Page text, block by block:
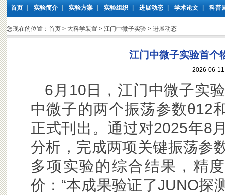
首页 实验简介 实验方案 实验组织 进展动态 学术论文 科普
您现在的位置： 首页> 大科学装置> 江门中微子实验> 进展动态
江门中微子实验首个
2026-06-
6月10日，江门中微子实
中微子的两个振荡参数θ12
正式刊出。通过对2025年8
分析，完成两项关键振荡参
多项实验的综合结果，精
价：“本成果验证了JUNO探